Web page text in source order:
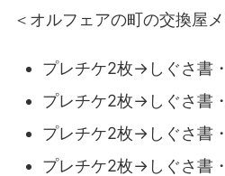
＜オルフェアの町の交換屋
プレチケ2枚→しぐさ書
プレチケ2枚→しぐさ書
プレチケ2枚→しぐさ書
プレチケ2枚→しぐさ書